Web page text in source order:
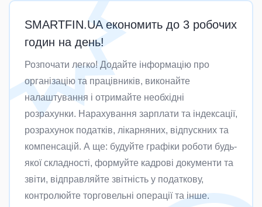
SMARTFIN.UA економить до 3 робочих
годин на день!
Розпочати легко! Додайте інформацію про
організацію та працівників, виконайте
налаштування і отримайте необхідні
розрахунки. Нарахування зарплати та індексації,
розрахунок податків, лікарняних, відпускних та
компенсацій. А ще: будуйте графіки роботи будь-
якої складності, формуйте кадрові документи та
звіти, відправляйте звітність у податкову,
контролюйте торговельні операції та інше.